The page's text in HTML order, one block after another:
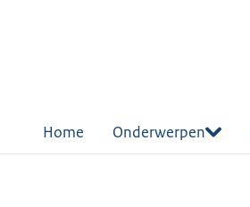
Home Onderwerpen